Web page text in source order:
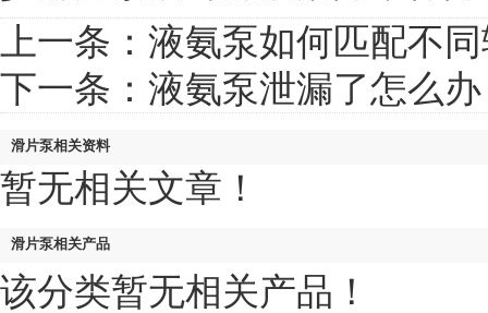
上一条： 液氨泵如何匹配不
下一条： 液氨泵泄漏了怎么办
滑片泵相关资料
暂无相关文章！
滑片泵相关产品
该分类暂无相关产品！